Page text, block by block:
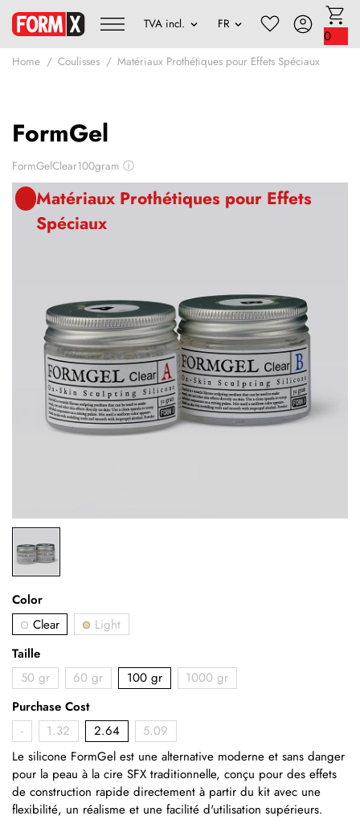
0
Home Coulisses Matériaux Prothétiques pour Effets Spéciaux
FormGel
FormGelClear100gram ⓘ
Matériaux Prothétiques pour Effets
Spéciaux
Color
Clear
Light
Taille
50 gr
60 gr 100 gr
1000 gr
Purchase Cost
-
1.32 2.64
5.09
Le silicone FormGel est une alternative moderne et sans danger
pour la peau à la cire SFX traditionnelle, conçu pour des effets
de construction rapide directement à partir du kit avec une
flexibilité, un réalisme et une facilité d'utilisation supérieurs.